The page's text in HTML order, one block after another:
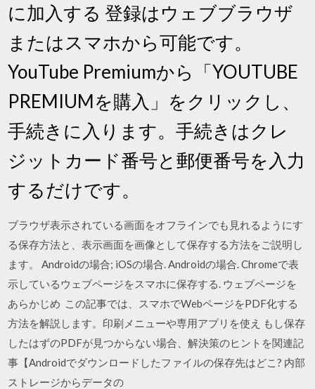
に加入する 登録はウェブブラウザ
またはスマホから可能です。
YouTube Premiumから「YOUTUBE
PREMIUMを購入」をクリックし、
手続きに入ります。手続きはクレ
ジットカード番号と郵便番号を入力
するだけです。
ブラウザ表示されている画面をオフラインでも見れるようにす
る保存方法と、表示画面を画像として保存する方法をご説明し
ます。 Androidの場合; iOSの場合. Androidの場合. Chromeで表
示しているウェブページをスマホに保存する. ウェブページを
あらかじめ この記事では、スマホでWebページをPDF化する
方法を解説します。印刷メニューや専用アプリを使え もし保存
したはずのPDFが見つからない場合、解決策のヒントを関連記
事【Androidでダウンロードしたファイルの保存先はどこ? 内部
ストレージからデータの